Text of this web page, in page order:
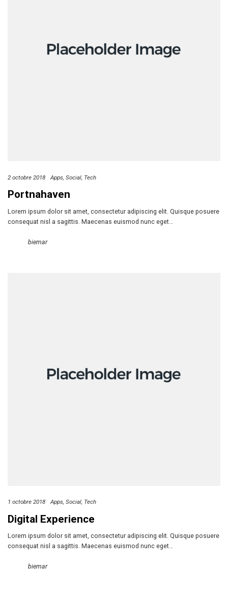
2 octobre 2018 Apps Social Tech
Portnahaven
Lorem ipsum dolor sit amet, consectetur adipiscing elit. Quisque posuere
consequat nisl a sagittis. Maecenas euismod nunc eget…
biemar
1 octobre 2018 Apps Social Tech
Digital Experience
Lorem ipsum dolor sit amet, consectetur adipiscing elit. Quisque posuere
consequat nisl a sagittis. Maecenas euismod nunc eget…
biemar